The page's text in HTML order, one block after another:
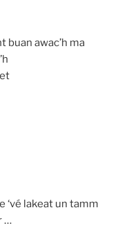
buan awac’h ma
‘vé lakeat un tamm
…